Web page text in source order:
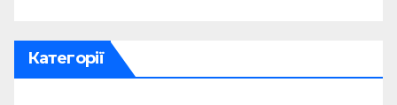
Категорії